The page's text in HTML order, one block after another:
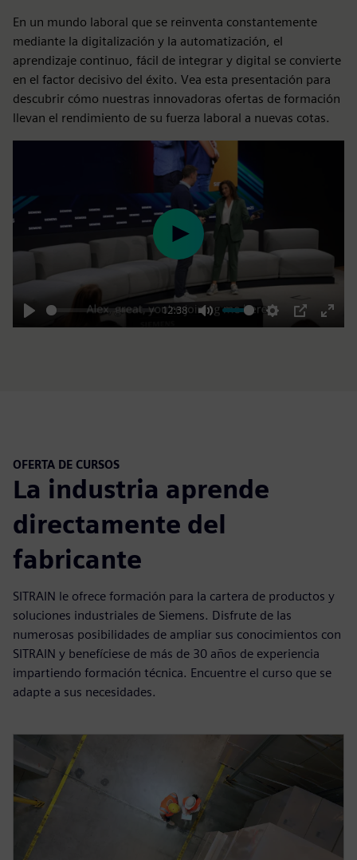
En un mundo laboral que se reinventa constantemente
mediante la digitalización y la automatización, el
aprendizaje continuo, fácil de integrar y digital se convierte
en el factor decisivo del éxito. Vea esta presentación para
descubrir cómo nuestras innovadoras ofertas de formación
llevan el rendimiento de su fuerza laboral a nuevas cotas.
Play
12:38
Mute Settings
PIP
Enter
Play
OFERTA DE CURSOS
La industria aprende
directamente del
fabricante
SITRAIN le ofrece formación para la cartera de productos y
soluciones industriales de Siemens. Disfrute de las
numerosas posibilidades de ampliar sus conocimientos con
SITRAIN y benefíciese de más de 30 años de experiencia
impartiendo formación técnica. Encuentre el curso que se
adapte a sus necesidades.